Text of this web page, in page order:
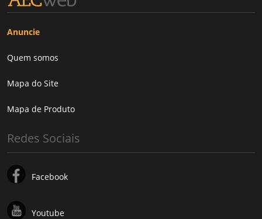
Anuncie
Quem somos
Mapa do Site
Mapa de Produto
Redes Sociais
Facebook
Youtube